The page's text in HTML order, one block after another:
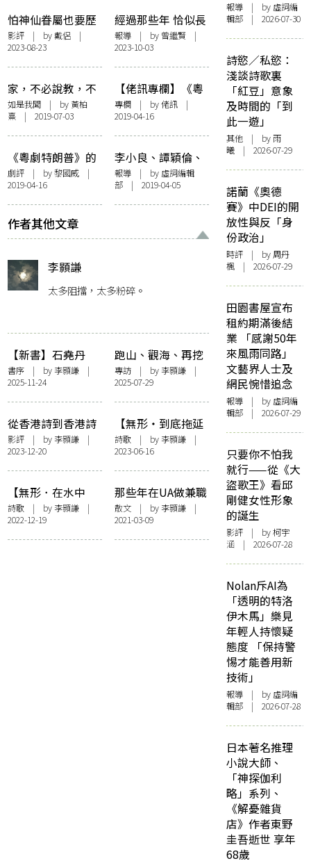
怕神仙眷屬也要歷
興亡：電影《李後
主》觀後感
影評 | by 戴侶 |
2023-08-23
經過那些年 恰似長
流細水優雅——
「八和的華麗轉
身：傳統品牌的現
代化」講座紀錄
報導| by 曾繼賢|
2023-10-03
家，不必說教，不
要堆砌︰「字立門
戶」徵文比賽中學
組評審紀錄
如是我聞 | by 黃柏
熹 | 2019-07-03
【佬訊專欄】《粵
劇特朗普》可以一
戰
專欄| by佬訊|
2019-04-16
《粵劇特朗普》的
倒置
劇評 | by 黎國威 |
2019-04-16
李小良、譚穎倫、
黃鈺螢：「男怕夜
奔，女怕思凡——
戲曲中的性／別」
報導| by 虛詞編輯
部 | 2019-04-05
作者其他文章
李顥謙
太多阻擋，太多粉碎。
【新書】石堯丹
《極樂海》李顥謙
序——〈浪蕩傳
統，放逐未來〉
書序 | by 李顥謙 |
2025-11-24
跑山、觀海、再挖
掘——專訪詩人孔
銘隆：「我希望將
來仍有回聲。」
專訪| by 李顥謙|
2025-07-29
從香港詩到香港詩
人，祛魅的觸動
——談許鞍華
《詩》
影評 | by 李顥謙 |
2023-12-20
【無形・到底拖延
過甚麼事】拖
詩歌| by 李顥謙|
2023-06-16
【無形．在水中
央】鳥島
詩歌 | by 李顥謙 |
2022-12-19
那些年在UA做兼職
的日子
散文| by 李顥謙|
2021-03-09
報導 | by 虛詞編
輯部 | 2026-07-30
詩慾／私慾：
淺談詩歌裏
「紅豆」意象
及時間的「到
此一遊」
其他 | by 雨
曦 | 2026-07-29
諾蘭《奧德
賽》中DEI的開
放性與反「身
份政治」
時評 | by周丹
楓 | 2026-07-29
田園書屋宣布
租約期滿後結
業 「感謝50年
來風雨同路」
文藝界人士及
網民惋惜追念
報導 | by 虛詞編
輯部 | 2026-07-29
只要你不怕我
就行——從《大
盜歌王》看邱
剛健女性形象
的誕生
影評 | by 柯宇
涵 | 2026-07-28
Nolan斥AI為
「透明的特洛
伊木馬」樂見
年輕人持懷疑
態度 「保持警
惕才能善用新
技術」
報導 | by 虛詞編
輯部 | 2026-07-28
日本著名推理
小說大師、
「神探伽利
略」系列、
《解憂雜貨
店》作者東野
圭吾逝世 享年
68歲